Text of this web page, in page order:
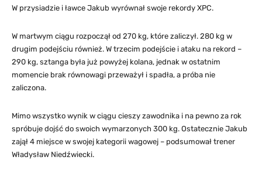
W przysiadzie i ławce Jakub wyrównał swoje rekordy XPC.
W martwym ciągu rozpoczął od 270 kg, które zaliczył. 280 kg w
drugim podejściu również. W trzecim podejście i ataku na rekord –
290 kg, sztanga była już powyżej kolana, jednak w ostatnim
momencie brak równowagi przeważył i spadła, a próba nie
zaliczona.
Mimo wszystko wynik w ciągu cieszy zawodnika i na pewno za rok
spróbuje dojść do swoich wymarzonych 300 kg. Ostatecznie Jakub
zajął 4 miejsce w swojej kategorii wagowej – podsumował trener
Władysław Niedźwiecki.